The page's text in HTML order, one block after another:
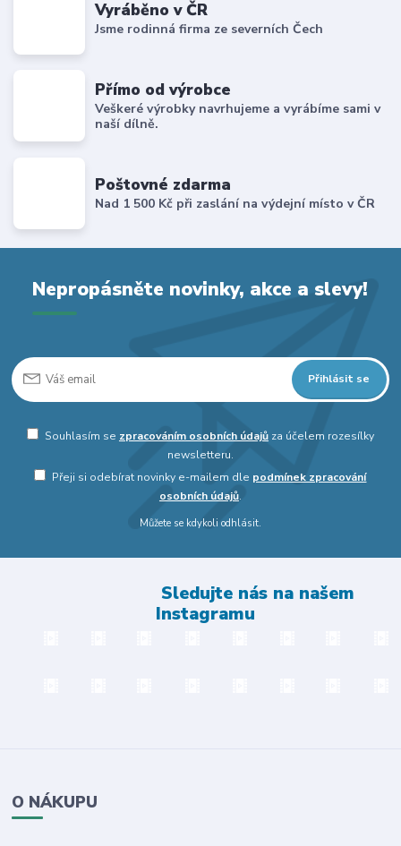
Vyráběno v ČR
Jsme rodinná firma ze severních Čech
Přímo od výrobce
Veškeré výrobky navrhujeme a vyrábíme sami v
naší dílně.
Poštovné zdarma
Nad 1 500 Kč při zaslání na výdejní místo v ČR
Nepropásněte novinky, akce a slevy!
Přihlásit se
Souhlasím se zpracováním osobních údajůza účelem rozesílky
newsletteru.
Přeji si odebírat novinky e-mailem dle podmínek zpracování
osobních údajů.
Můžete se kdykoli odhlásit.
Sledujte nás na našem
Instagramu
O NÁKUPU